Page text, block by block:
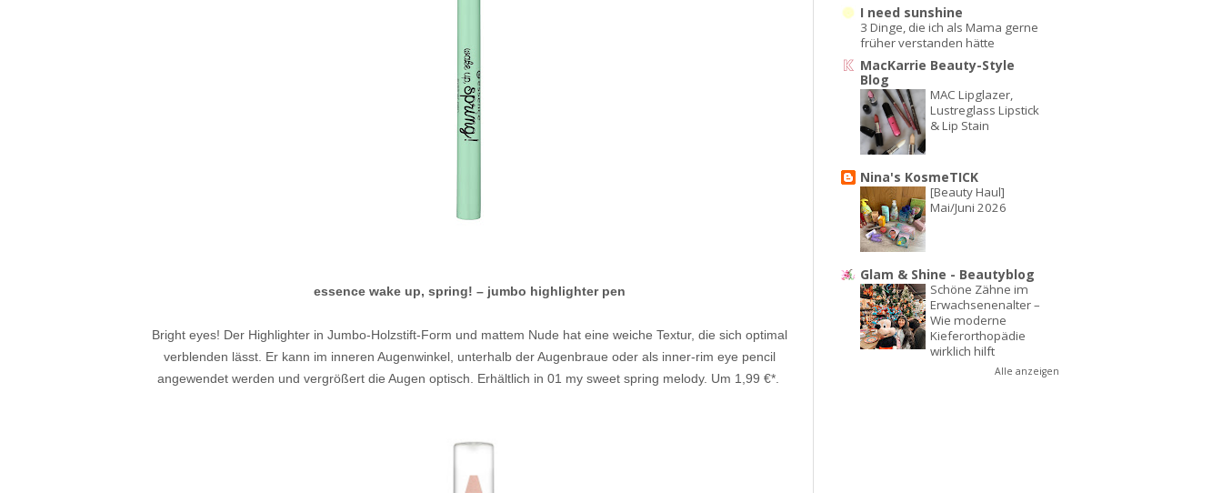
essence wake up, spring! – jumbo highlighter pen
Bright eyes! Der Highlighter in Jumbo-Holzstift-Form und mattem Nude hat eine weiche Textur, die sich optimal
verblenden lässt. Er kann im inneren Augenwinkel, unterhalb der Augenbraue oder als inner-rim eye pencil
angewendet werden und vergrößert die Augen optisch. Erhältlich in 01 my sweet spring melody. Um 1,99 €*.
I need sunshine
3 Dinge, die ich als Mama gerne
früher verstanden hätte
MacKarrie Beauty-Style
Blog
MAC Lipglazer,
Lustreglass Lipstick
& Lip Stain
Nina's KosmeTICK
[Beauty Haul]
Mai/Juni 2026
Glam & Shine - Beautyblog
Schöne Zähne im
Erwachsenenalter –
Wie moderne
Kieferorthopädie
wirklich hilft
Alle anzeigen